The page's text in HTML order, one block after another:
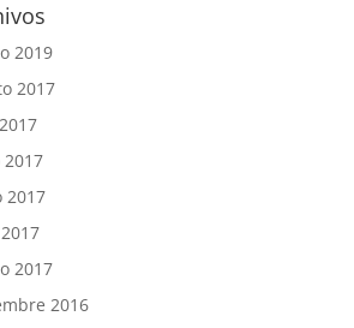
2019
2017
2017
2017
2016